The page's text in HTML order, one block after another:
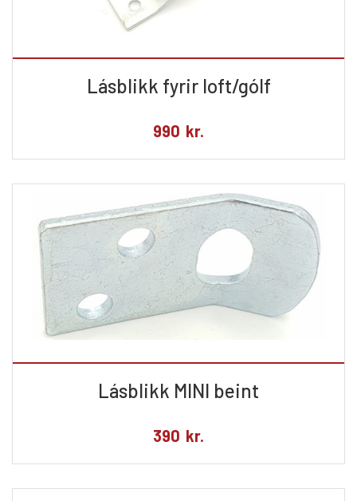
Lásblikk fyrir loft/gólf
990 kr.
Lásblikk MINI beint
390 kr.